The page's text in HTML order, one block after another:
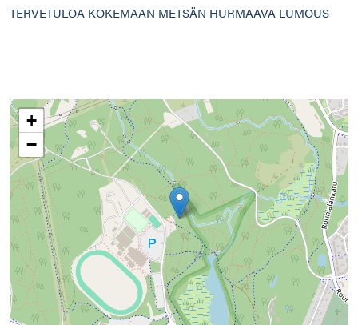
TERVETULOA KOKEMAAN METSÄN HURMAAVA LUMOUS
+
−